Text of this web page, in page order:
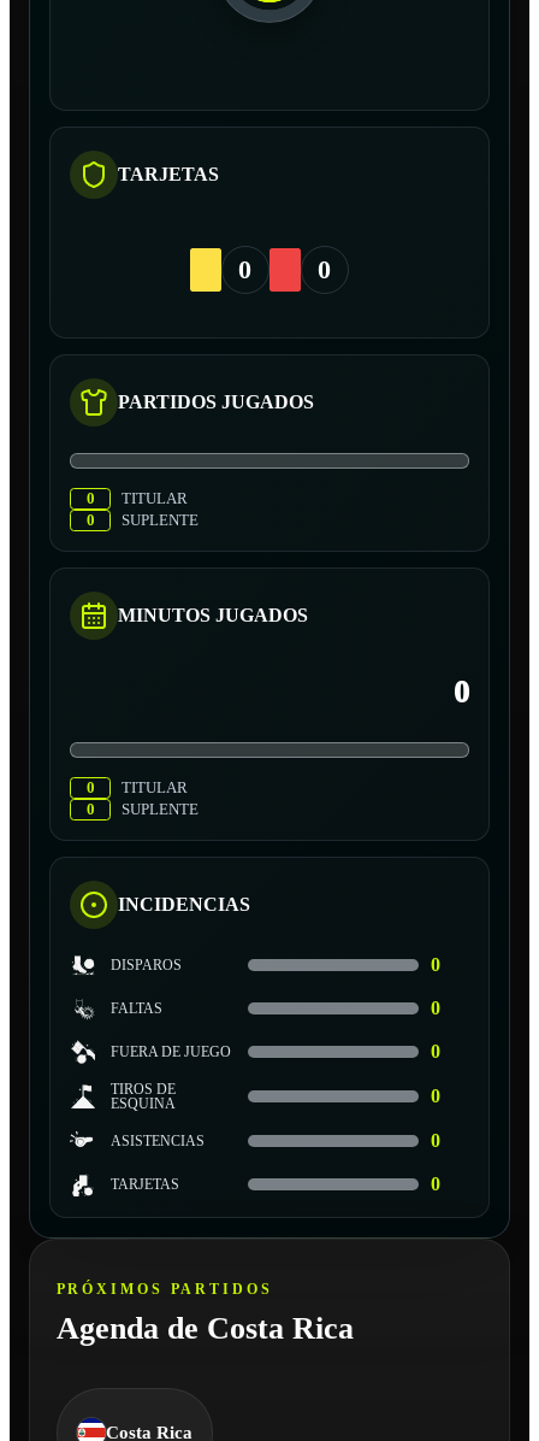
TARJETAS
0 0
PARTIDOS JUGADOS
0
TITULAR
0
SUPLENTE
MINUTOS JUGADOS
0
0
TITULAR
0
SUPLENTE
INCIDENCIAS
DISPAROS 0
FALTAS 0
FUERA DE JUEGO 0
TIROS DE
ESQUINA
0
ASISTENCIAS 0
TARJETAS 0
PRÓXIMOS PARTIDOS
Agenda de Costa Rica
Costa Rica